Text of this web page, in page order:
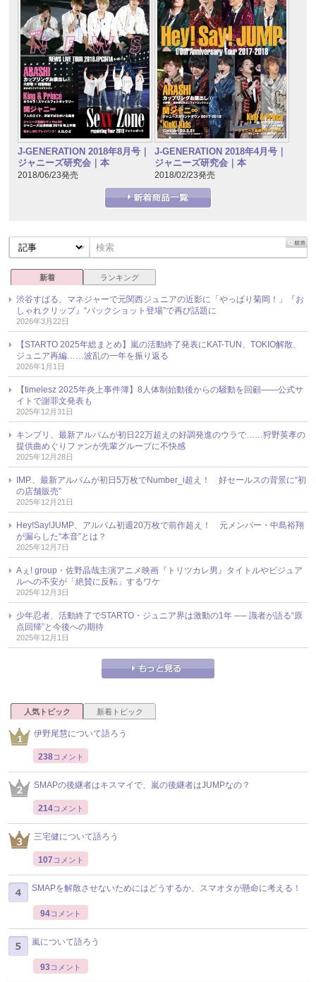
J-GENERATION 2018年8月号｜
ジャニーズ研究会｜本
2018/06/23発売
J-GENERATION 2018年4月号｜
ジャニーズ研究会｜本
2018/02/23発売
新着 ランキング
渋谷すばる、マネジャーで元関西ジュニアの近影に「やっぱり菊岡！」『お
しゃれクリップ』“バックショット登場”で再び話題に
2026年3月22日
【STARTO 2025年総まとめ】嵐の活動終了発表にKAT-TUN、TOKIO解散、
ジュニア再編……波乱の一年を振り返る
2026年1月1日
【timelesz 2025年炎上事件簿】8人体制始動後からの騒動を回顧――公式サ
イトで謝罪文発表も
2025年12月31日
キンプリ、最新アルバムが初日22万超えの好調発進のウラで……狩野英孝の
提供曲めぐりファンが先輩グループに不快感
2025年12月28日
IMP.、最新アルバムが初日5万枚でNumber_i超え！ 好セールスの背景に“初
の店舗販売”
2025年12月21日
Hey!Say!JUMP、アルバム初週20万枚で前作超え！ 元メンバー・中島裕翔
が漏らした“本音”とは？
2025年12月7日
Aぇ! group・佐野晶哉主演アニメ映画『トリツカレ男』タイトルやビジュア
ルへの不安が「絶賛に反転」するワケ
2025年12月3日
少年忍者、活動終了でSTARTO・ジュニア界は激動の1年 ── 識者が語る“原
点回帰”と今後への期待
2025年12月1日
人気トピック 新着トピック
伊野尾慧について語ろう
238コメント
SMAPの後継者はキスマイで、嵐の後継者はJUMPなの？
214コメント
三宅健について語ろう
107 コメント
SMAPを解散させないためにはどうするか、スマオタが懸命に考える！
94コメント
嵐について語ろう
93コメント